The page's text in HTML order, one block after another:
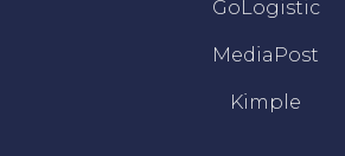
GoLogistic
MediaPost
Kimple